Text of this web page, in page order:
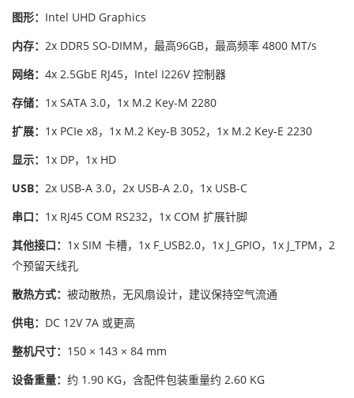
图形： Intel UHD Graphics
内存： 2x DDR5 SO-DIMM，最高96GB，最高频率 4800 MT/s
网络： 4x 2.5GbE RJ45，Intel I226V 控制器
存储： 1x SATA 3.0，1x M.2 Key-M 2280
扩展： 1x PCIe x8，1x M.2 Key-B 3052，1x M.2 Key-E 2230
显示： 1x DP，1x HD
USB： 2x USB-A 3.0，2x USB-A 2.0，1x USB-C
串口： 1x RJ45 COM RS232，1x COM 扩展针脚
其他接口： 1x SIM 卡槽，1x F_USB2.0，1x J_GPIO，1x J_TPM，2
个预留天线孔
散热方式： 被动散热，无风扇设计，建议保持空气流通
供电： DC 12V 7A 或更高
整机尺寸： 150 × 143 × 84 mm
设备重量： 约 1.90 KG，含配件包装重量约 2.60 KG